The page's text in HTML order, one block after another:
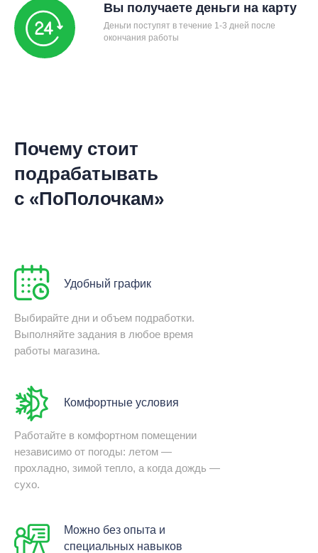
Вы получаете деньги на карту
Деньги поступят в течение 1-3 дней после
окончания работы
Почему стоит
подрабатывать
с «ПоПолочкам»
Выбирайте дни и объем подработки.
Выполняйте задания в любое время
работы магазина.
Удобный график
Работайте в комфортном помещении
независимо от погоды: летом —
прохладно, зимой тепло, а когда дождь —
сухо.
Комфортные условия
Можно без опыта и
специальных навыков